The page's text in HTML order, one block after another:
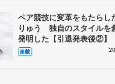
ペア競技に変革をもたらし
りゅう 独自のスタイルを
発明した【引退発表後②】
連載